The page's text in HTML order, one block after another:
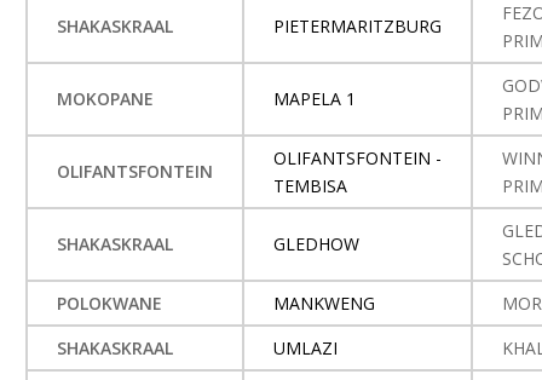
SHAKASKRAAL PIETERMARITZBURG
MOKOPANE MAPELA 1
OLIFANTSFONTEIN
OLIFANTSFONTEIN -
TEMBISA
SHAKASKRAAL GLEDHOW
POLOKWANE
MANKWENG
SHAKASKRAAL
UMLAZI